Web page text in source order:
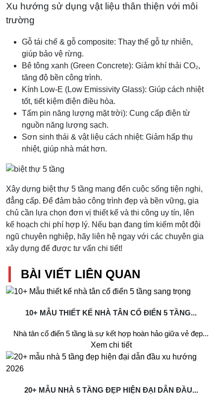
Xu hướng sử dụng vật liệu thân thiện với môi
trường
Gỗ tái chế & gỗ composite: Thay thế gỗ tự nhiên,
giúp bảo vệ rừng.
Bê tông xanh (Green Concrete): Giảm khí thải CO₂,
tăng độ bền công trình.
Kính Low-E (Low Emissivity Glass): Giúp cách nhiệt
tốt, tiết kiệm điện điều hòa.
Tấm pin năng lượng mặt trời): Cung cấp điện từ
nguồn năng lượng sạch.
Sơn sinh thái & vật liệu cách nhiệt: Giảm hấp thụ
nhiệt, giúp nhà mát hơn.
Xây dựng biệt thự 5 tầng mang đến cuộc sống tiện nghi,
đẳng cấp. Để đảm bảo công trình đẹp và bền vững, gia
chủ cần lựa chọn đơn vị thiết kế và thi công uy tín, lên
kế hoạch chi phí hợp lý. Nếu bạn đang tìm kiếm một đội
ngũ chuyên nghiệp, hãy liên hệ ngay với các chuyên gia
xây dựng để được tư vấn chi tiết!
BÀI VIẾT LIÊN QUAN
10+ MẪU THIẾT KẾ NHÀ TÂN CỔ ĐIỂN 5 TẦNG...
Nhà tân cổ điển 5 tầng là sự kết hợp hoàn hảo giữa vẻ đẹp...
Xem chi tiết
20+ MẪU NHÀ 5 TẦNG ĐẸP HIỆN ĐẠI DẪN ĐẦU...